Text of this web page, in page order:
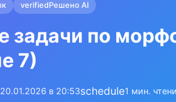
verifiedРешено AI
задачи по
7)
20.01.2026 в 20:53schedule1 мин.